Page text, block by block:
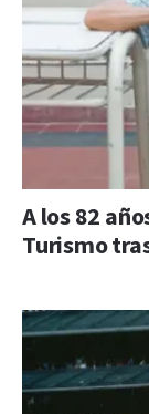
A los 82
Turismo